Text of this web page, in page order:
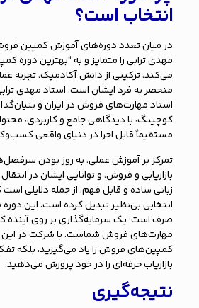
انتخاب است؟
در میان تعدد دوره‌های آموزش کمپین
مهدی ترابی را متمایز و به “بهترین دوره
می‌کند، ترکیبی از دانش آکادمیک، تجربه
منحصر به فرد ایشان است. استاد مهدی
استاد مهارت‌های فروش در ایران و
کوچینگ، با دیدگاهی جامع و کاربردی،
مستقیماً قابل اجرا در دنیای واقعی
تمرکز بر آموزش عملی، به روز بودن
بازاریابی و فروش، و توانایی ایشان در
زبانی ساده و قابل فهم، از جمله دلایلی است
انتخابی بی‌نظیر تبدیل کرده است. این دوره
صرف است؛ یک سرمایه‌گذاری بر روی آینده
مهارت‌های فروش شماست. با شرکت در این
کمپین‌های فروش را یاد می‌گیرید، بلکه
بازاریاب حرفه‌ای را در خود پرورش می‌دهید.
نتیجه‌گیری